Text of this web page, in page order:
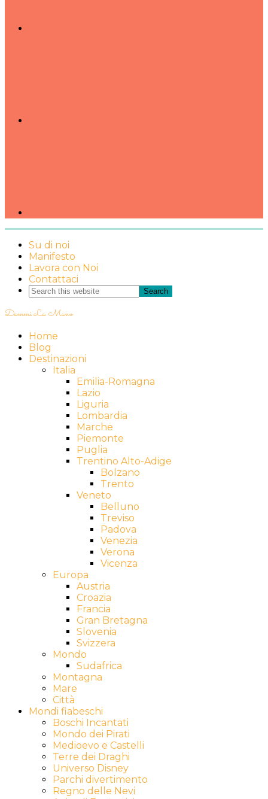
Su di noi
Manifesto
Lavora con Noi
Contattaci
Dammi La Mano
Home
Blog
Destinazioni
Italia
Emilia-Romagna
Lazio
Liguria
Lombardia
Marche
Piemonte
Puglia
Trentino Alto-Adige
Bolzano
Trento
Veneto
Belluno
Treviso
Padova
Venezia
Verona
Vicenza
Europa
Austria
Croazia
Francia
Gran Bretagna
Slovenia
Svizzera
Mondo
Sudafrica
Montagna
Mare
Città
Mondi fiabeschi
Boschi Incantati
Mondo dei Pirati
Medioevo e Castelli
Terre dei Draghi
Universo Disney
Parchi divertimento
Regno delle Nevi